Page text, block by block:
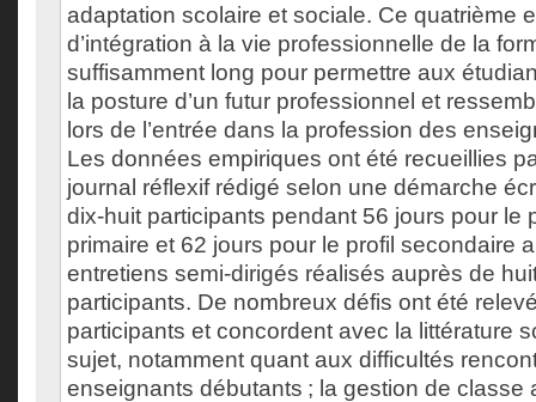
adaptation scolaire et sociale. Ce quatrième
d’intégration à la vie professionnelle de la
suffisamment long pour permettre aux
la posture d’un futur professionnel et
lors de l’entrée dans la profession des
Les données empiriques ont été recueillies
journal réflexif rédigé selon une démarche
dix-huit participants pendant 56 jours pour le
primaire et 62 jours pour le profil secondaire
entretiens semi-dirigés réalisés auprès de
participants. De nombreux défis ont été
participants et concordent avec la littérature
sujet, notamment quant aux difficultés
enseignants débutants ; la gestion de classe